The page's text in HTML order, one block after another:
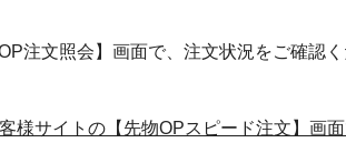
OP注文照会】画面で、注文状況をご確認く
様サイトの【先物OPスピード注文】画